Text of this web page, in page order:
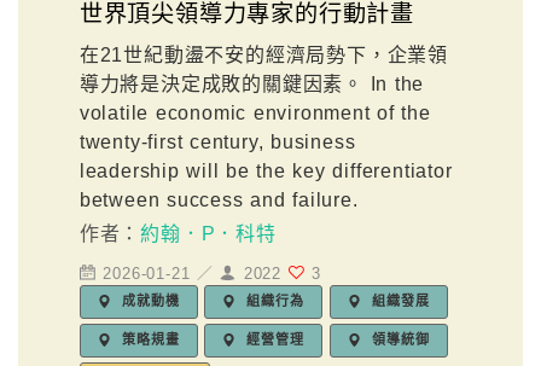
世界頂尖領導力專家的行動計畫
在21世紀動盪不安的經濟局勢下，企業領
導力將是決定成敗的關鍵因素。 In the
volatile economic environment of the
twenty-first century, business
leadership will be the key differentiator
between success and failure.
作者：約翰．P．科特
2026-01-21 ／ 2022 3
成就動機 組織行為 組織發展
策略規畫 經營管理 領導統御